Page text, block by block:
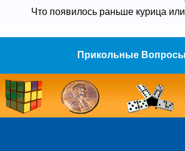
Что появилось раньше курица
Прикольные